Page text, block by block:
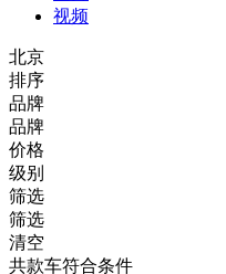
视频
北京
排序
品牌
品牌
价格
级别
筛选
筛选
清空
共款车符合条件